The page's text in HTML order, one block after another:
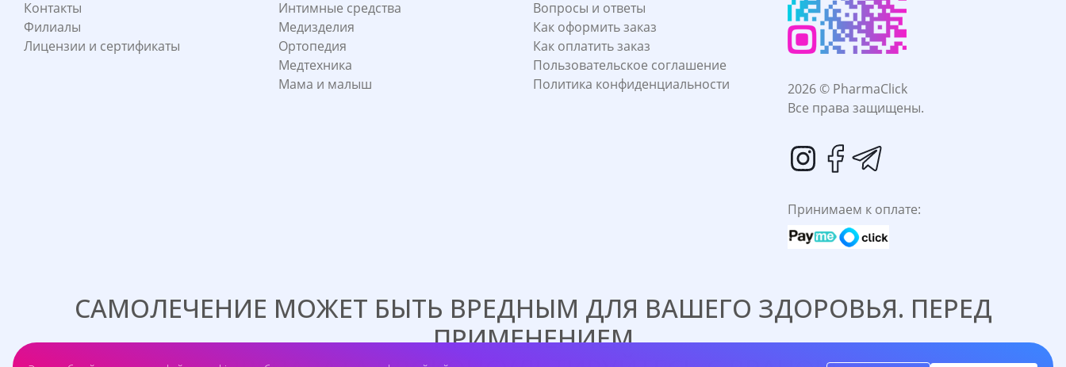
Контакты
Филиалы
Лицензии и сертификаты
Интимные средства
Медизделия
Ортопедия
Медтехника
Мама и малыш
Вопросы и ответы
Как оформить заказ
Как оплатить заказ
Пользовательское соглашение
Политика конфиденциальности
2026 © PharmaClick
Все права защищены.
Принимаем к оплате:
САМОЛЕЧЕНИЕ МОЖЕТ БЫТЬ ВРЕДНЫМ ДЛЯ ВАШЕГО ЗДОРОВЬЯ. ПЕРЕД
ПРИМЕНЕНИЕМ